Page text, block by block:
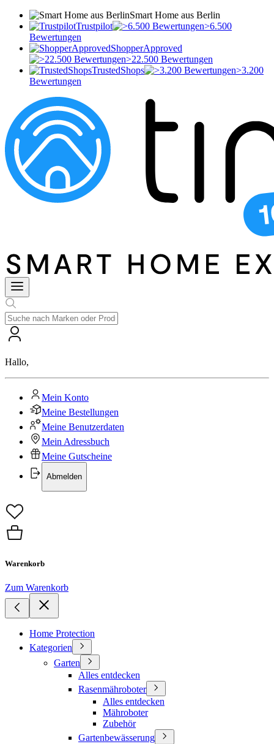
Smart Home aus Berlin
Trustpilot
>6.500
Bewertungen
ShopperApproved
>22.500 Bewertungen
TrustedShops
>3.200
Bewertungen
Hallo,
Mein Konto
Meine Bestellungen
Meine Benutzerdaten
Mein Adressbuch
Meine Gutscheine
Abmelden
Warenkorb
Zum Warenkorb
Home Protection
Kategorien
Garten
Alles entdecken
Rasenmähroboter
Alles entdecken
Mähroboter
Zubehör
Gartenbewässerung